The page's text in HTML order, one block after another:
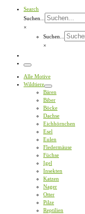
Search
Suchen...
×
Suchen...
×
Menü
Alle Motive
Wildtiere
Bären
Biber
Böcke
Dachse
Eichhörnchen
Esel
Eulen
Fledermäuse
Füchse
Igel
Insekten
Katzen
Nager
Otter
Pilze
Reptilien